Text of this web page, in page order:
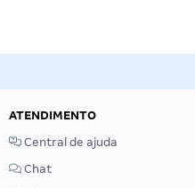
ATENDIMENTO
Central de ajuda
Chat